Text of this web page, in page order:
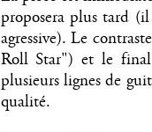
proposera plus tard
agressive). Le
Roll Star") et le final
plusieurs lignes de
qualité.